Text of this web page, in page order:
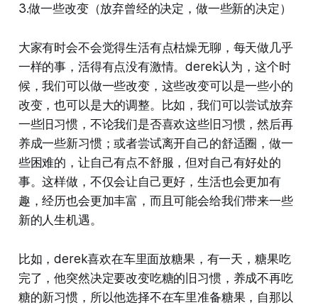
3.做一些改变（放弃曾经的决定，做一些新的决定）
大家有时会不会觉得生活有点枯燥无聊，每天做几乎
一样的事，活得有点没有激情。derek认为，这个时
候，我们可以做一些改变，这些改变可以是一些小的
改变，也可以是大的调整。比如，我们可以尝试放弃
一些旧习惯，不论我们是否喜欢这些旧习惯，然后再
养成一些新习惯；或者尝试离开自己的舒适圈，做一
些困难的，让自己有点不舒服，但对自己有好处的
事。这样做，不仅会让自己更好，生活也会更加有
趣，经历也会更加丰富，而且可能会给我们带来一些
新的人生机遇。
比如，derek喜欢在车里面放糖果，有一天，糖果吃
完了，他突然决定要改变吃糖的旧习惯，养成不再吃
糖的新习惯，所以他选择不在车里准备糖果，自那以